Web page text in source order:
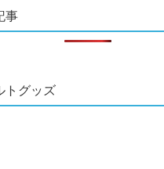
事
トグッズ